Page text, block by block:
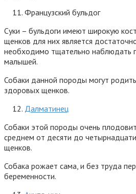
Французский бульдог
Суки – бульдоги имеют широкую
щенков для них является
необходимо тщательно наблюдать
малышей.
Собаки данной породы могут
здоровых щенков.
Далматинец
Собаки этой породы очень
среднем от десяти до
щенков.
Собака рожает сама, и без труда
беременности.